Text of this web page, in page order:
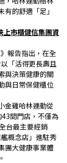
的舒適「足」
上市櫃健信集團資
報告指出，在全
「活得更長壽且
與決策健康的關
與日常保健櫃位
金雞哈林運動從
間門店，不僅為
台最主要經銷
概念店」進駐秀
團大健康事業體